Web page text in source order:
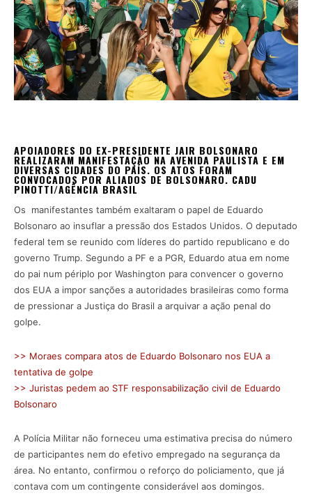
APOIADORES DO EX-PRESIDENTE JAIR BOLSONARO
REALIZARAM MANIFESTAÇÃO NA AVENIDA PAULISTA E EM
DIVERSAS CIDADES DO PAÍS. OS ATOS FORAM
CONVOCADOS POR ALIADOS DE BOLSONARO. CADU
PINOTTI/AGÊNCIA BRASIL
Os manifestantes também exaltaram o papel de Eduardo
Bolsonaro ao insuflar a pressão dos Estados Unidos. O deputado
federal tem se reunido com líderes do partido republicano e do
governo Trump. Segundo a PF e a PGR, Eduardo atua em nome
do pai num périplo por Washington para convencer o governo
dos EUA a impor sanções a autoridades brasileiras como forma
de pressionar a Justiça do Brasil a arquivar a ação penal do
golpe.
>> Moraes compara atos de Eduardo Bolsonaro nos EUA a
tentativa de golpe
>> Juristas pedem ao STF responsabilização civil de Eduardo
Bolsonaro
A Polícia Militar não forneceu uma estimativa precisa do número
de participantes nem do efetivo empregado na segurança da
área. No entanto, confirmou o reforço do policiamento, que já
contava com um contingente considerável aos domingos.